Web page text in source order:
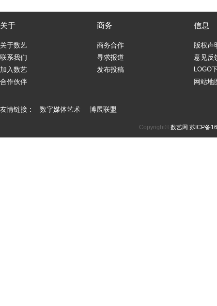
关于
关于数艺
联系我们
加入数艺
合作伙伴
商务
商务合作
寻求报道
发布投稿
信息
版权声
意见反
LOGO
网站地
友情链接： 数字媒体艺术 博展联盟
Copyright© 数艺网 苏ICP备